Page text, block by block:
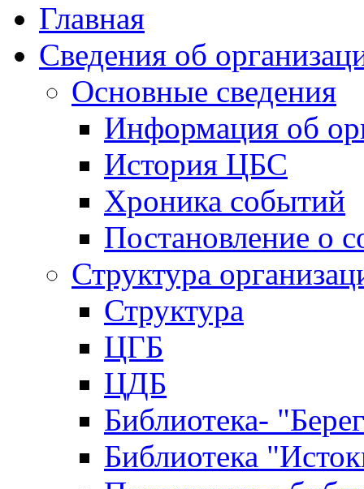
Главная
Сведения об
Основные сведения
Информация об
История ЦБС
Хроника событий
Постановление о
Структура
Структура
ЦГБ
ЦДБ
Библиотека-
Библиотека